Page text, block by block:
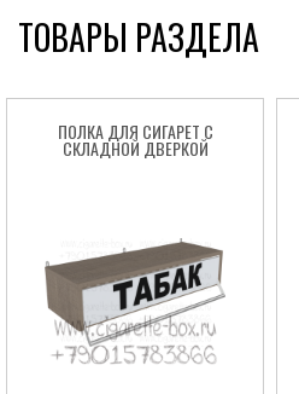
ТОВАРЫ РАЗДЕЛА
ПОЛКА ДЛЯ СИГАРЕТ С
СКЛАДНОЙ ДВЕРКОЙ